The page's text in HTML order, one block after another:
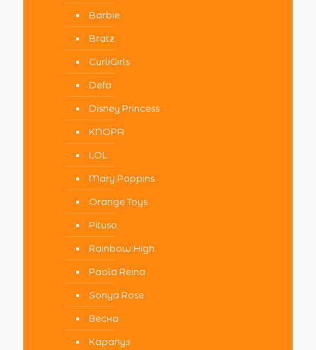
Barbie
Bratz
CurliGirls
Defa
Disney Princess
KNOPA
LOL
Mary Poppins
Orange Toys
Pituso
Rainbow High
Paola Reina
Sonya Rose
Весна
Карапуз